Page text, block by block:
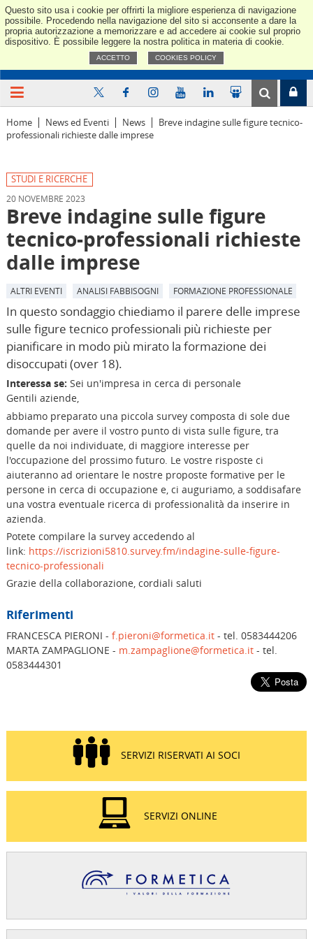
Questo sito usa i cookie per offrirti la migliore esperienza di navigazione
possibile. Procedendo nella navigazione del sito si acconsente a dare la
propria autorizzazione a memorizzare e ad accedere ai cookie sul proprio
dispositivo. È possibile leggere la nostra politica in materia di cookie.
ACCETTO COOKIES POLICY
Home News ed Eventi News
Breve indagine sulle figure tecnico-
professionali richieste dalle imprese
STUDI E RICERCHE
20 NOVEMBRE 2023
Breve indagine sulle figure
tecnico-professionali richieste
dalle imprese
ALTRI EVENTI ANALISI FABBISOGNI FORMAZIONE PROFESSIONALE
In questo sondaggio chiediamo il parere delle imprese
sulle figure tecnico professionali più richieste per
pianificare in modo più mirato la formazione dei
disoccupati (over 18).
Interessa se: Sei un'impresa in cerca di personale
Gentili aziende,
abbiamo preparato una piccola survey composta di sole due
domande per avere il vostro punto di vista sulle figure, tra
quelle da noi individuate, di maggiore interesse per
l'occupazione del prossimo futuro. Le vostre risposte ci
aiuteranno ad orientare le nostre proposte formative per le
persone in cerca di occupazione e, ci auguriamo, a soddisafare
una vostra eventuale ricerca di professionalità da inserire in
azienda.
Potete compilare la survey accedendo al
link: https://iscrizioni5810.survey.fm/indagine-sulle-figure-
tecnico-professionali
Grazie della collaborazione, cordiali saluti
Riferimenti
FRANCESCA PIERONI - f.pieroni@formetica.it- tel. 0583444206
MARTA ZAMPAGLIONE - m.zampaglione@formetica.it- tel.
0583444301
SERVIZI RISERVATI AI SOCI
SERVIZI ONLINE